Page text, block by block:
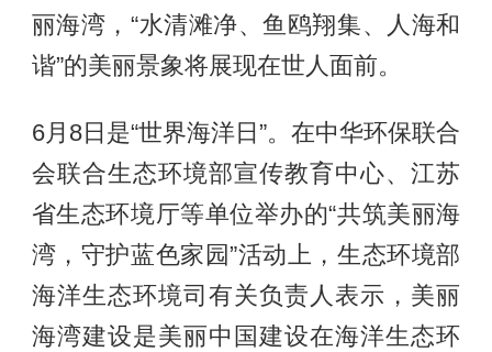
丽海湾，“水清滩净、鱼鸥翔集、人海和
谐”的美丽景象将展现在世人面前。
6月8日是“世界海洋日”。在中华环保联合
会联合生态环境部宣传教育中心、江苏
省生态环境厅等单位举办的“共筑美丽海
湾，守护蓝色家园”活动上，生态环境部
海洋生态环境司有关负责人表示，美丽
海湾建设是美丽中国建设在海洋生态环